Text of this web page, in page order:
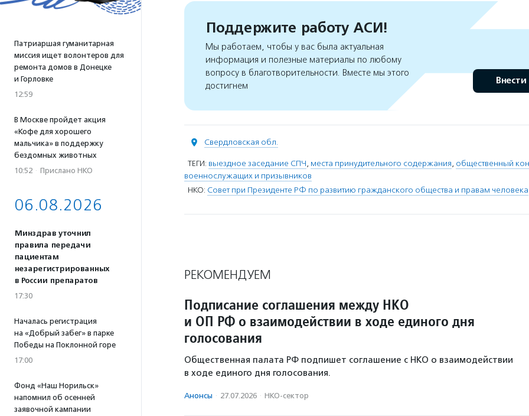
Патриаршая гуманитарная
миссия ищет волонтеров для
ремонта домов в Донецке
и Горловке
12:59
В Москве пройдет акция
«Кофе для хорошего
мальчика» в поддержку
бездомных животных
10:52 · Прислано НКО
06.08.2026
Минздрав уточнил
правила передачи
пациентам
незарегистрированных
в России препаратов
17:30
Началась регистрация
на «Добрый забег» в парке
Победы на Поклонной горе
17:00
Фонд «Наш Норильск»
напомнил об осенней
заявочной кампании
Поддержите работу АСИ!
Мы работаем, чтобы у вас была актуальная
информация и полезные материалы по любому
вопросу в благотворительности. Вместе мы этого
достигнем
Внести
Свердловская обл.
ТЕГИ: выездное заседание СПЧ, места принудительного содержания, общественный
военнослужащих и призывников
НКО: Совет при Президенте РФ по развитию гражданского общества и правам человека
РЕКОМЕНДУЕМ
Подписание соглашения между НКО
и ОП РФ о взаимодействии в ходе единого дня
голосования
Общественная палата РФ подпишет соглашение с НКО о взаимодействии
в ходе единого дня голосования.
Анонсы · 27.07.2026 · НКО-сектор